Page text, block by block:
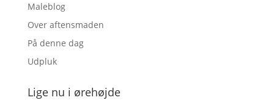
Maleblog
Over aftensmaden
På denne dag
Udpluk
Lige nu i ørehøjde